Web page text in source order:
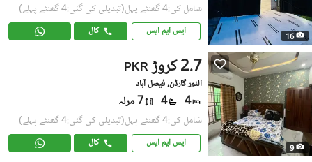
16
شامل کی:4 گھنٹے پہل (تبدیلی کی گئی:4 گھنٹے پہلے)
ایس ایم ایس کال
9
PKR 2.7 کروڑ
النور گارڈن, فیصل آباد
4
4 7 مرلہ
شامل کی:4 گھنٹے پہل (تبدیلی کی گئی:4 گھنٹے پہلے)
ایس ایم ایس کال